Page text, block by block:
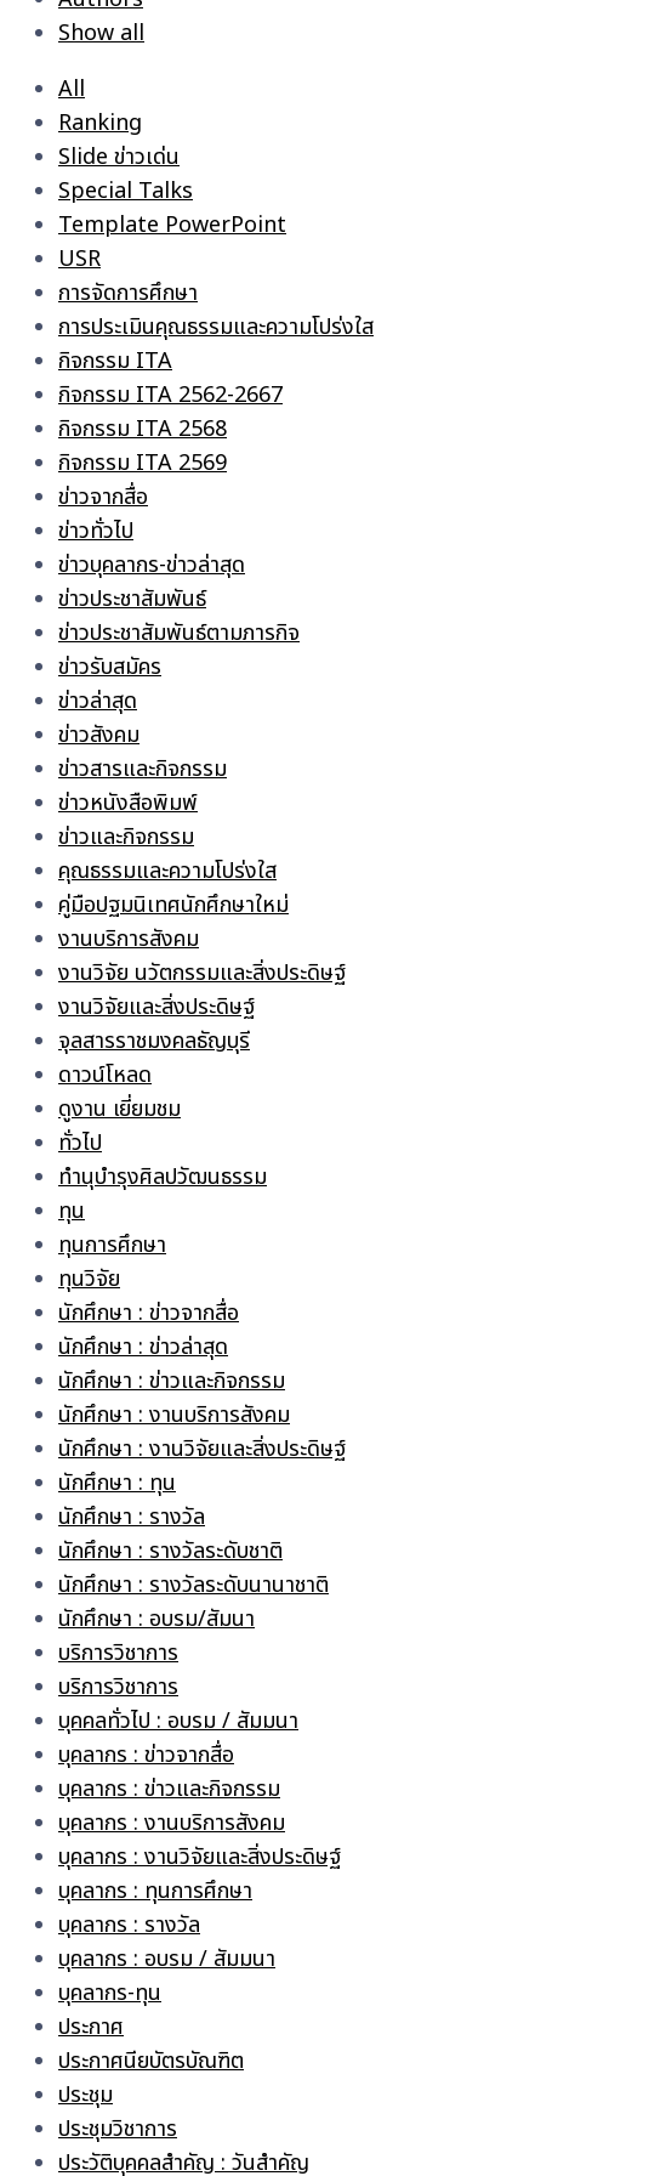
Show all
All
Ranking
Slide ข่าวเด่น
Special Talks
Template PowerPoint
USR
การจัดการศึกษา
การประเมินคุณธรรมและความโปร่งใส
กิจกรรม ITA
กิจกรรม ITA 2562-2667
กิจกรรม ITA 2568
กิจกรรม ITA 2569
ข่าวจากสื่อ
ข่าวทั่วไป
ข่าวบุคลากร-ข่าวล่าสุด
ข่าวประชาสัมพันธ์
ข่าวประชาสัมพันธ์ตามภารกิจ
ข่าวรับสมัคร
ข่าวล่าสุด
ข่าวสังคม
ข่าวสารและกิจกรรม
ข่าวหนังสือพิมพ์
ข่าวและกิจกรรม
คุณธรรมและความโปร่งใส
คู่มือปฐมนิเทศนักศึกษาใหม่
งานบริการสังคม
งานวิจัย นวัตกรรมและสิ่งประดิษฐ์
งานวิจัยและสิ่งประดิษฐ์
จุลสารราชมงคลธัญบุรี
ดาวน์โหลด
ดูงาน เยี่ยมชม
ทั่วไป
ทำนุบำรุงศิลปวัฒนธรรม
ทุน
ทุนการศึกษา
ทุนวิจัย
นักศึกษา : ข่าวจากสื่อ
นักศึกษา : ข่าวล่าสุด
นักศึกษา : ข่าวและกิจกรรม
นักศึกษา : งานบริการสังคม
นักศึกษา : งานวิจัยและสิ่งประดิษฐ์
นักศึกษา : ทุน
นักศึกษา : รางวัล
นักศึกษา : รางวัลระดับชาติ
นักศึกษา : รางวัลระดับนานาชาติ
นักศึกษา : อบรม/สัมนา
บริการวิชาการ
บริการวิชาการ
บุคคลทั่วไป : อบรม / สัมมนา
บุคลากร : ข่าวจากสื่อ
บุคลากร : ข่าวและกิจกรรม
บุคลากร : งานบริการสังคม
บุคลากร : งานวิจัยและสิ่งประดิษฐ์
บุคลากร : ทุนการศึกษา
บุคลากร : รางวัล
บุคลากร : อบรม / สัมมนา
บุคลากร-ทุน
ประกาศ
ประกาศนียบัตรบัณฑิต
ประชุม
ประชุมวิชาการ
ประวัติบุคคลสำคัญ : วันสำคัญ